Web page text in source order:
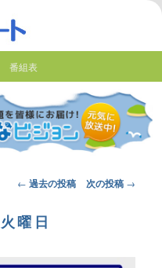
番組表
Post
← 過去の投稿 次の投稿 →
曜日